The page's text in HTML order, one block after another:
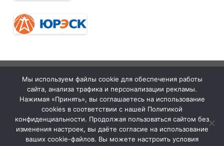
межрегиональная
организация
Общественной
организации
«Всероссийский
GalussoThemes.com
Работает на
WordPress
Мы используем файлы cookie для обеспечения работы
сайта, анализа трафика и персонализации рекламы.
Нажимая «Принять», вы соглашаетесь на использование
cookies в соответствии с нашей Политикой
конфиденциальности. Продолжая пользоваться сайтом без
изменения настроек, вы даёте согласие на использование
ваших cookie-файлов. Вы можете настроить условия